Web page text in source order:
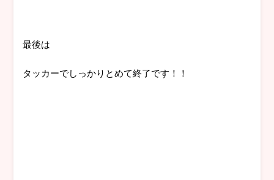
最後は
タッカーでしっかりとめて終了です！！